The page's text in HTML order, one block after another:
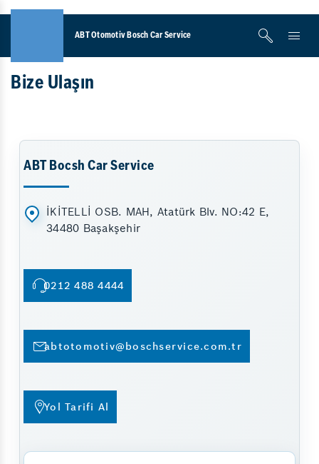
ABT Otomotiv Bosch Car Service
Bize Ulaşın
ABT Bocsh Car Service
İKİTELLİ OSB. MAH, Atatürk Blv. NO:42 E,
34480 Başakşehir
0212 488 4444
abtotomotiv@boschservice.com.tr
Yol Tarifi Al